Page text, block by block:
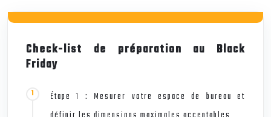
Check-list de préparation au Black
Friday
Étape 1 : Mesurer votre espace de bureau et